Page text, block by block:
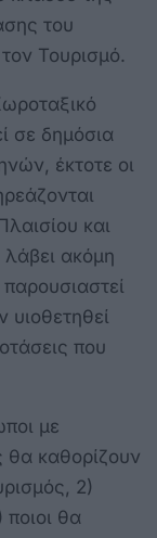
του
Τουρισμό.
σε δημόσια
έκτοτε οι
και
ακόμη
υιοθετηθεί
που
με
θα καθορίζουν
2)
ποιοι θα